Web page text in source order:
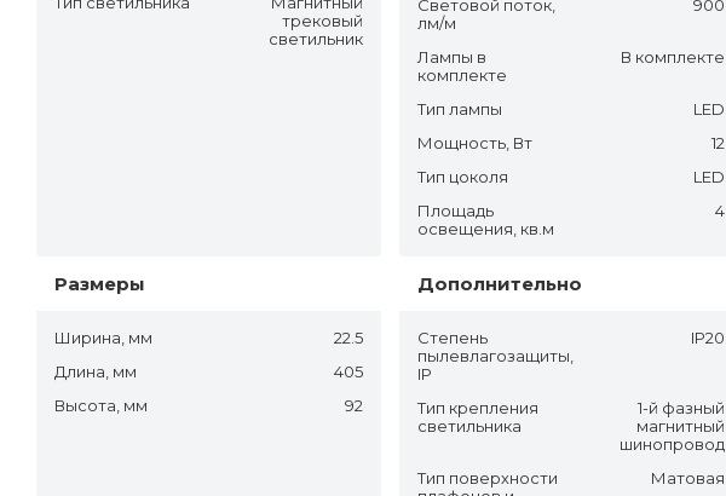
трековый
светильник
Световой поток,
лм/м
900
Лампы в
комплекте
В комплекте
Тип лампы
LED
Мощность, Вт
12
Тип цоколя
LED
Площадь
освещения, кв.м
4
Размеры
Ширина, мм
22.5
Длина, мм
405
Высота, мм
92
Дополнительно
Степень
пылевлагозащиты,
IP
IP20
Тип крепления
светильника
1-й фазный
магнитный
шинопровод
Тип поверхности
Матовая